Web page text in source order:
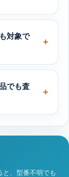
対象で
でも査
と、型番不明でも